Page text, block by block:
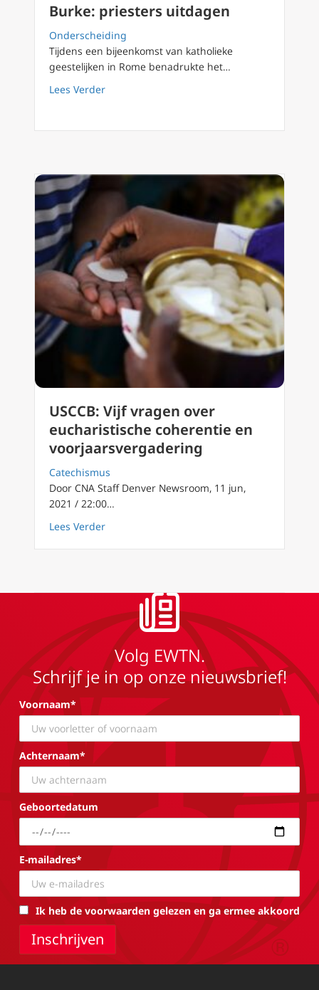
Burke: priesters uitdagen
Onderscheiding
Tijdens een bijeenkomst van katholieke
geestelijken in Rome benadrukte het…
Lees Verderabout Kardinalen Sarah, Müller, Burke:
USCCB: Vijf vragen over
eucharistische coherentie en
voorjaarsvergadering
Catechismus
Door CNA Staff Denver Newsroom, 11 jun,
2021 / 22:00…
Lees Verderabout USCCB: Vijf vragen over
Volg EWTN.
Schrijf je in op onze nieuwsbrief!
Voornaam*
Achternaam*
Geboortedatum
E-mailadres*
Ik heb de voorwaarden gelezen en ga ermee akkoord